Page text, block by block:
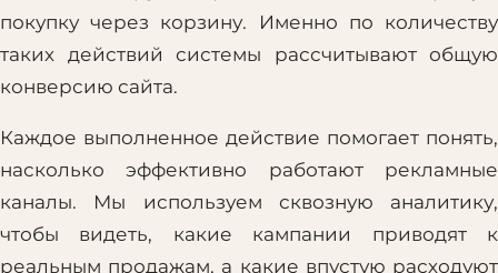
покупку через корзину. Именно по количеству
таких действий системы рассчитывают общую
конверсию сайта.
Каждое выполненное действие помогает понять,
насколько эффективно работают рекламные
каналы. Мы используем сквозную аналитику,
чтобы видеть, какие кампании приводят к
реальным продажам, а какие впустую расходуют